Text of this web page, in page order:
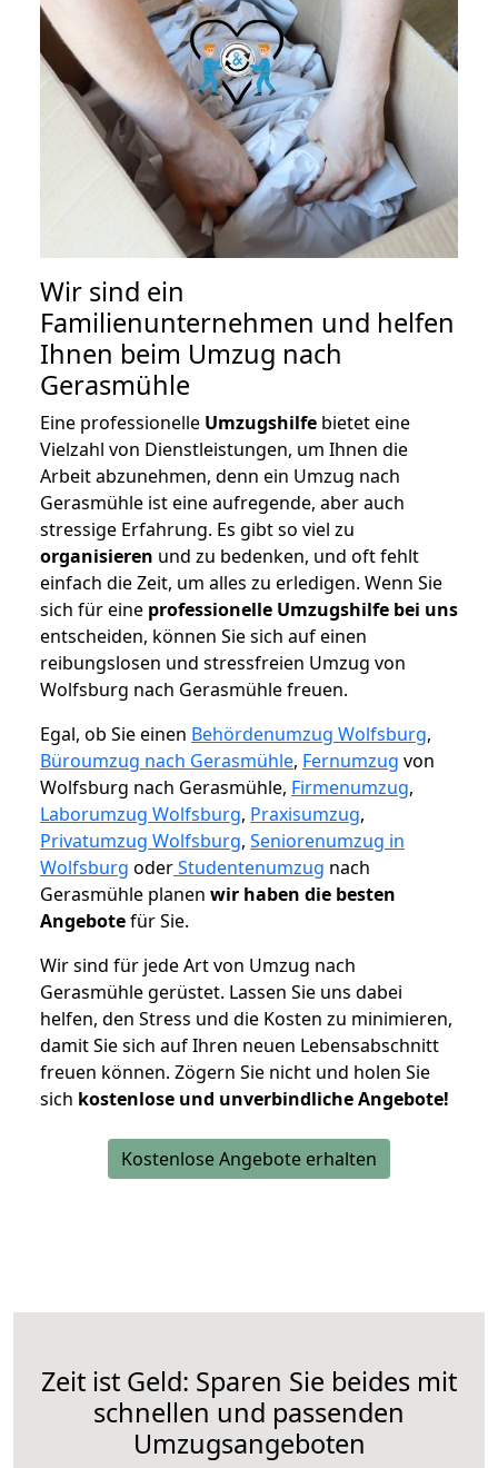
Wir sind ein
Familienunternehmen und helfen
Ihnen beim Umzug nach
Gerasmühle
Eine professionelle Umzugshilfe bietet eine
Vielzahl von Dienstleistungen, um Ihnen die
Arbeit abzunehmen, denn ein Umzug nach
Gerasmühle ist eine aufregende, aber auch
stressige Erfahrung. Es gibt so viel zu
organisieren und zu bedenken, und oft fehlt
einfach die Zeit, um alles zu erledigen. Wenn Sie
sich für eine professionelle Umzugshilfe bei uns
entscheiden, können Sie sich auf einen
reibungslosen und stressfreien Umzug von
Wolfsburg nach Gerasmühle freuen.
Egal, ob Sie einen Behördenumzug Wolfsburg,
Büroumzug nach Gerasmühle, Fernumzug von
Wolfsburg nach Gerasmühle, Firmenumzug,
Laborumzug Wolfsburg, Praxisumzug,
Privatumzug Wolfsburg, Seniorenumzug in
Wolfsburg oderStudentenumzug nach
Gerasmühle planen wir haben die besten
Angebotefür Sie.
Wir sind für jede Art von Umzug nach
Gerasmühle gerüstet. Lassen Sie uns dabei
helfen, den Stress und die Kosten zu minimieren,
damit Sie sich auf Ihren neuen Lebensabschnitt
freuen können. Zögern Sie nicht und holen Sie
sich kostenlose und unverbindliche Angebote!
Kostenlose Angebote erhalten
Zeit ist Geld: Sparen Sie beides mit
schnellen und passenden
Umzugsangeboten